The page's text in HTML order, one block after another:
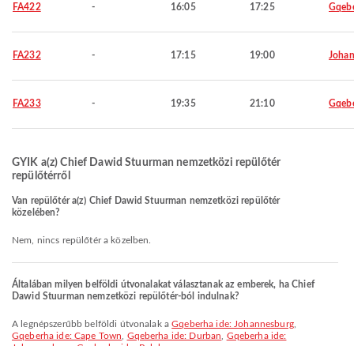
FA422 - 16:05 17:25
FA232 - 17:15 19:00
FA233 - 19:35 21:10
GYIK a(z) Chief Dawid Stuurman nemzetközi repülőtér
repülőtérről
Van repülőtér a(z) Chief Dawid Stuurman nemzetközi repülőtér
közelében?
Nem, nincs repülőtér a közelben.
Általában milyen belföldi útvonalakat választanak az emberek, ha Chief
Dawid Stuurman nemzetközi repülőtér-ból indulnak?
A legnépszerűbb belföldi útvonalak aGqeberha ide: Johannesburg,
Gqeberha ide: Cape Town
Gqeberha ide: Durban
Gqeberha ide: